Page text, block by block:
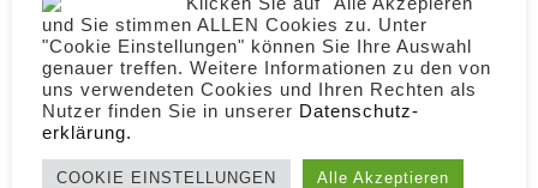
Es gefällt Dir? Bitte teilen.
und Sie stimmen ALLEN Cookies zu. Unter
"Cookie Einstellungen" können Sie Ihre Auswahl
genauer treffen. Weitere Informationen zu den von
uns verwendeten Cookies und Ihren Rechten als
Nutzer finden Sie in unserer Daten­schutz­
erklärung.
COOKIE EINSTELLUNGEN Alle Akzeptieren